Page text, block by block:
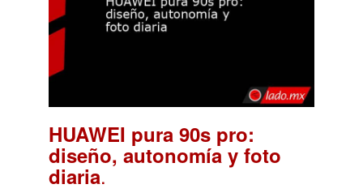
HUAWEI pura 90s pro:
diseño, autonomía y foto
diaria.